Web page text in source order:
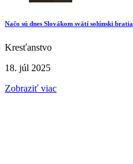
Načo sú dnes Slovákom svätí solúnski bratia
Kresťanstvo
18. júl 2025
Zobraziť viac